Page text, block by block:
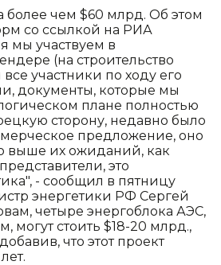
более чем $60 млрд. Об этом
со ссылкой на РИА
мы участвуем в
(на строительство
участники по ходу его
документы, которые мы
плане полностью
сторону, недавно было
предложение, оно
выше их ожиданий, как
это
- сообщил в пятницу
энергетики РФ Сергей
четыре энергоблока АЭС,
могут стоить $18-20 млрд.,
что этот проект